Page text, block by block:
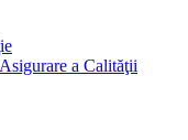
a Calităţii